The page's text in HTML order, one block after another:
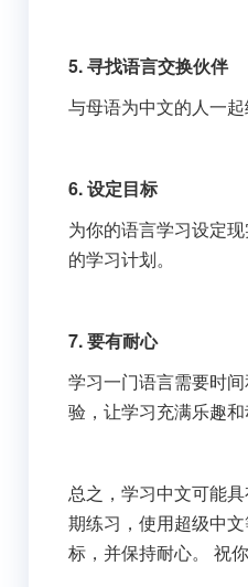
5. 寻找语言交换伙伴
与母语为中文的人一
6. 设定目标
为你的语言学习设定
的学习计划。
7. 要有耐心
学习一门语言需要时
验，让学习充满乐趣和
总之，学习中文可能
期练习，使用超级中
标，并保持耐心。 祝